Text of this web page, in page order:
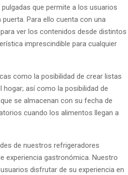
que permite a los usuarios
Para ello cuenta con una
ver los contenidos desde distintos
imprescindible para cualquier
como la posibilidad de crear listas
así como la posibilidad de
se almacenan con su fecha de
cuando los alimentos llegan a
de nuestros refrigeradores
experiencia gastronómica. Nuestro
disfrutar de su experiencia en